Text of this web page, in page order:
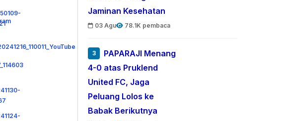
Jaminan Kesehatan
03 Agu 78.1K pembaca
3
PAPARAJI Menang
4-0 atas Pruklend
United FC, Jaga
Peluang Lolos ke
Babak Berikutnya